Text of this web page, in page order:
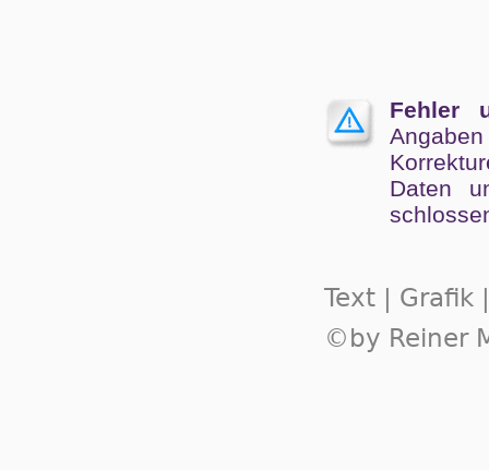
Fehler
Angaben
Da­ten
Text | Grafik
©by Reiner